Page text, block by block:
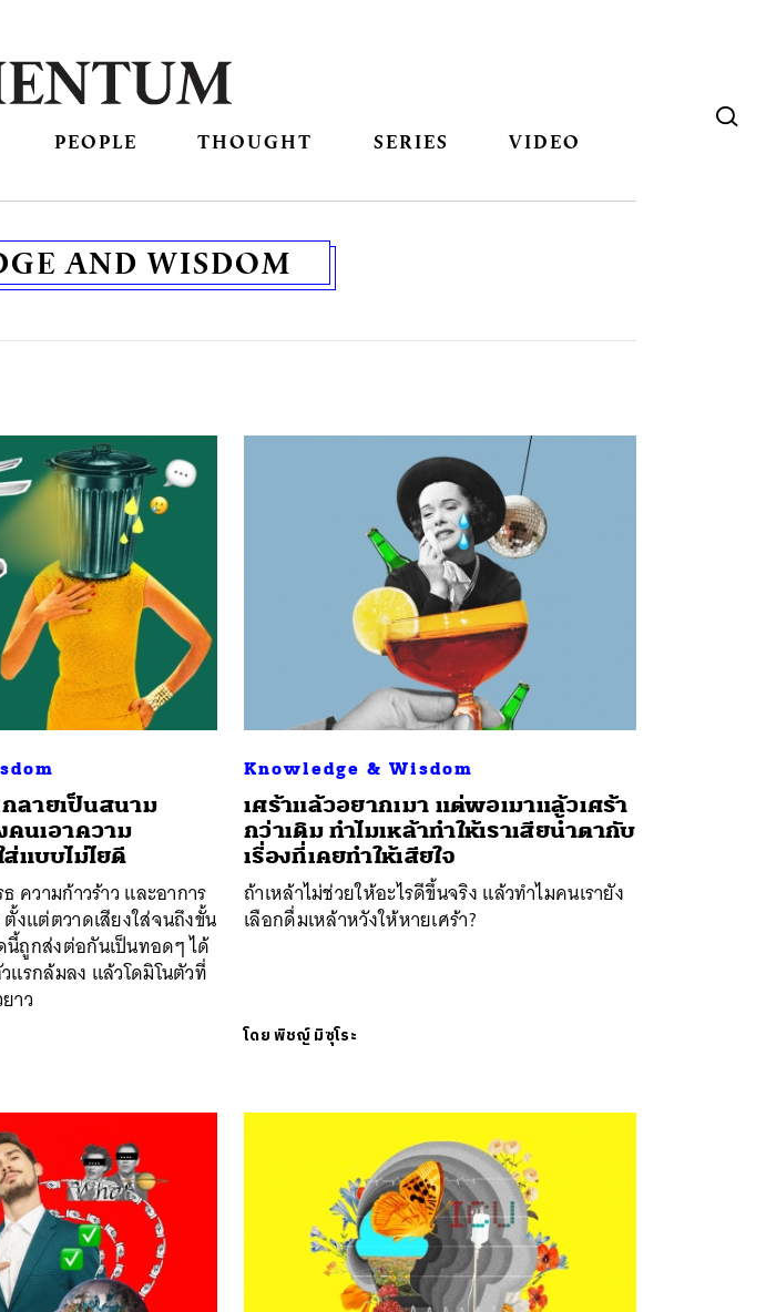
PEOPLE THOUGHT SERIES VIDEO
AND WISDOM
ลายเป็นสนาม
คนเอาความ
แบบไม่ไยดี
ความก้าวร้าว และอาการ
งแต่ตวาดเสียงใส่จนถึงขั้น
ถูกส่งต่อกันเป็นทอดๆ ได้
แรกล้มลง แล้วโดมิโนตัวที่
าว
Knowledge & Wisdom
เศร้าแล้วอยากเมา แต่พอเมาแล้วเศร้า
กว่าเดิม ทำไมเหล้าทำให้เราเสียน้ำตากับ
เรื่องที่เคยทำให้เสียใจ
ถ้าเหล้าไม่ช่วยให้อะไรดีขึ้นจริง แล้วทำไมคนเรายัง
เลือกดื่มเหล้าหวังให้หายเศร้า?
โดยพิชญ์ มิซุโระ